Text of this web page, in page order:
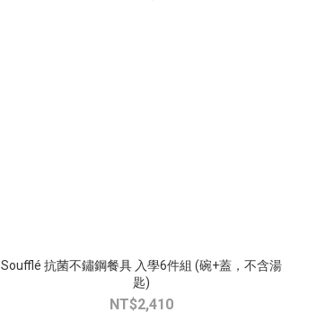
Soufflé 抗菌不鏽鋼餐具 入學6件組 (碗+蓋，不含湯
匙)
NT$2,410